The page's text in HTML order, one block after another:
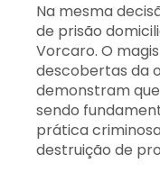
Na mesma
de prisão
Vorcaro. O
descobertas da
demonstram
sendo
prática
destruição de